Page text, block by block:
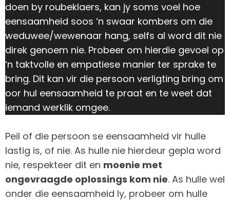
doen by roubeklaers, kan jy soms voel hoe
eensaamheid soos ‘n swaar kombers om die
weduwee/wewenaar hang, selfs al word dit nie
direk genoem nie. Probeer om hierdie gevoel op
‘n taktvolle en empatiese manier ter sprake te
bring. Dit kan vir die persoon verligting bring om
oor hul eensaamheid te praat en te weet dat
iemand werklik omgee.
Peil of die persoon se eensaamheid vir hulle
lastig is, of nie. As hulle nie hierdeur gepla word
nie, respekteer dit en moenie met
ongevraagde oplossings kom nie. As hulle wel
onder die eensaamheid ly, probeer om hulle